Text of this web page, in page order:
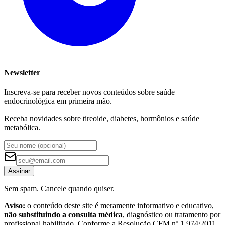
Newsletter
Inscreva-se para receber novos conteúdos sobre saúde
endocrinológica em primeira mão.
Receba novidades sobre tireoide, diabetes, hormônios e saúde
metabólica.
Assinar
Sem spam. Cancele quando quiser.
Aviso: o conteúdo deste site é meramente informativo e educativo,
não substituindo a consulta médica, diagnóstico ou tratamento por